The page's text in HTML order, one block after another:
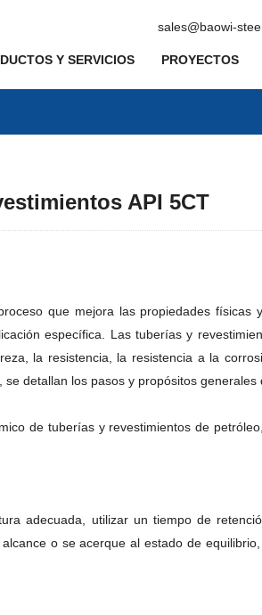
sales@baowi-
Y SERVICIOS PROYECTOS
API 5CT
que mejora las propiedades
específica. Las tuberías y
la resistencia, la resistencia a la
detallan los pasos y propósitos
de tuberías y revestimientos de
adecuada, utilizar un tiempo de
o se acerque al estado de